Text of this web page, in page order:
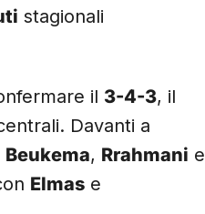
stagionali
il 3-4-3, il
Davanti a
Beukema, Rrahmani e
Elmas e